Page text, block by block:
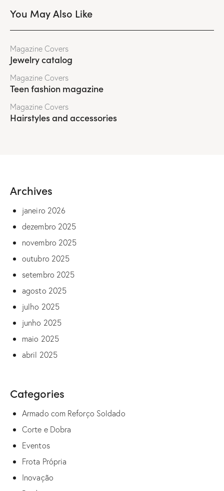
You May Also Like
Magazine Covers
Jewelry catalog
Magazine Covers
Teen fashion magazine
Magazine Covers
Hairstyles and accessories
Archives
janeiro 2026
dezembro 2025
novembro 2025
outubro 2025
setembro 2025
agosto 2025
julho 2025
junho 2025
maio 2025
abril 2025
Categories
Armado com Reforço Soldado
Corte e Dobra
Eventos
Frota Própria
Inovação